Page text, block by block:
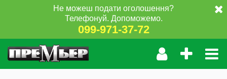
Не можеш подати оголошення?
Телефонуй. Допоможемо.
099-971-37-72